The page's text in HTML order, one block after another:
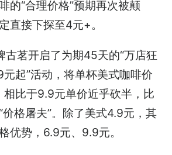
的“合理价格”预期再次被颠
直接下探至4元+。
古茗开启了为期45天的“万店狂
起”活动，将单杯美式咖啡价
比于9.9元单价近乎砍半，比
格屠夫”。除了美式4.9元，其
优势，6.9元、9.9元。